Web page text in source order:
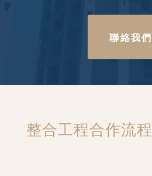
聯絡我們
整合工程合作流程